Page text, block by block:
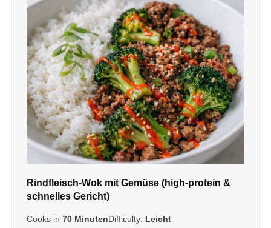
Rindfleisch-Wok mit Gemüse (high-protein &
schnelles Gericht)
Cooks in 70 MinutenDifficulty: Leicht